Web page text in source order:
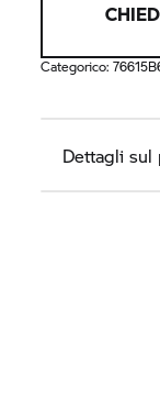
Categorico:
Dettagli